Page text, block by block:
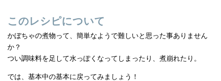
このレシピについて
かぼちゃの煮物って、簡単なようで難しいと思った事ありません
か？
つい調味料を足して水っぽくなってしまったり、煮崩れたり。
では、基本中の基本に戻ってみましょう！